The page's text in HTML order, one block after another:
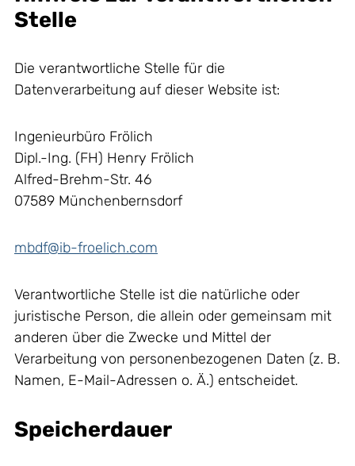
Stelle
Die verantwortliche Stelle für die
Datenverarbeitung auf dieser Website ist:
Ingenieurbüro Frölich
Dipl.-Ing. (FH) Henry Frölich
Alfred-Brehm-Str. 46
07589 Münchenbernsdorf
mbdf@ib-froelich.com
Verantwortliche Stelle ist die natürliche oder
juristische Person, die allein oder gemeinsam mit
anderen über die Zwecke und Mittel der
Verarbeitung von personenbezogenen Daten (z. B.
Namen, E-Mail-Adressen o. Ä.) entscheidet.
Speicherdauer